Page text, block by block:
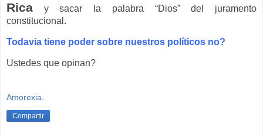
Rica y sacar la palabra “Dios” del juramento
constitucional.
Todavia tiene poder sobre nuestros políticos no?
Ustedes que opinan?
Amorexia.
Compartir